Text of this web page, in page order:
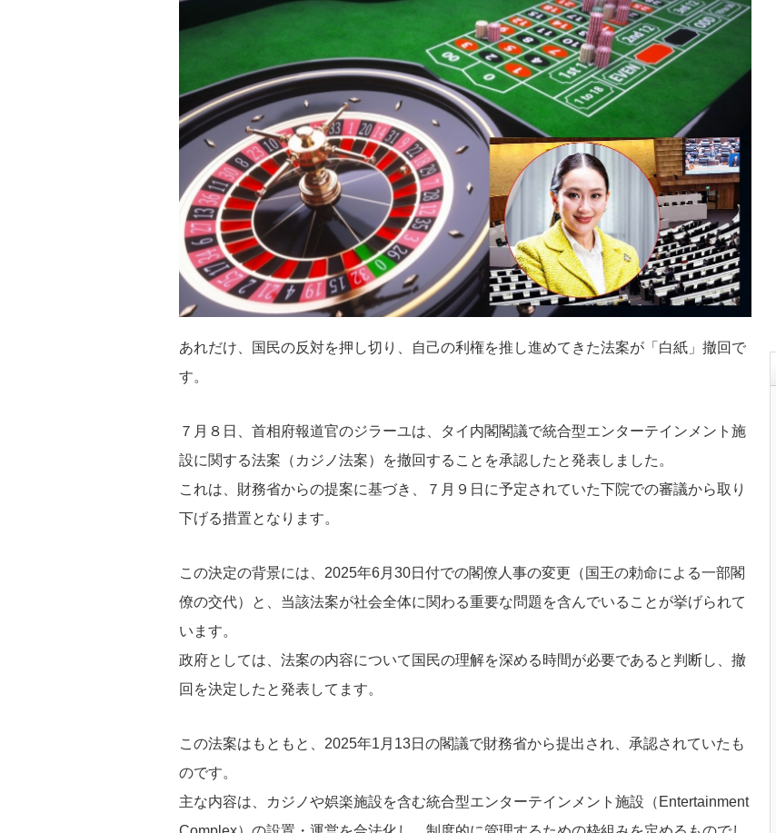
あれだけ、国民の反対を押し切り、自己の利権を推し進めてきた法案が「白紙」撤回で
す。
７月８日、首相府報道官のジラーユは、タイ内閣閣議で統合型エンターテインメント施
設に関する法案（カジノ法案）を撤回することを承認したと発表しました。
これは、財務省からの提案に基づき、７月９日に予定されていた下院での審議から取り
下げる措置となります。
この決定の背景には、2025年6月30日付での閣僚人事の変更（国王の勅命による一部閣
僚の交代）と、当該法案が社会全体に関わる重要な問題を含んでいることが挙げられて
います。
政府としては、法案の内容について国民の理解を深める時間が必要であると判断し、撤
回を決定したと発表してます。
この法案はもともと、2025年1月13日の閣議で財務省から提出され、承認されていたも
のです。
主な内容は、カジノや娯楽施設を含む統合型エンターテインメント施設（Entertainment